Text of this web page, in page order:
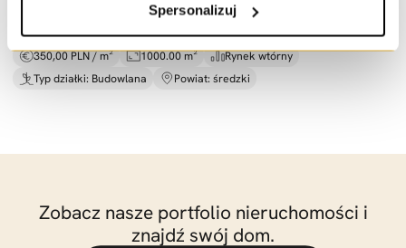
Spersonalizuj
350,00 PLN / m² 1000.00 m²
Rynek wtórny
Typ działki: Budowlana
Powiat: średzki
Zobacz nasze portfolio nieruchomości i
znajdź swój dom.